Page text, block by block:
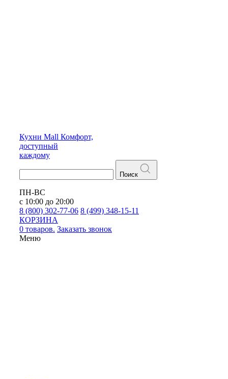
Кухни Mall Комфорт,
доступный
каждому
Поиск
ПН-ВС
с 10:00 до 20:00
8 (800) 302-77-06 8 (499) 348-15-11
КОРЗИНА
0 товаров. Заказать звонок
Меню